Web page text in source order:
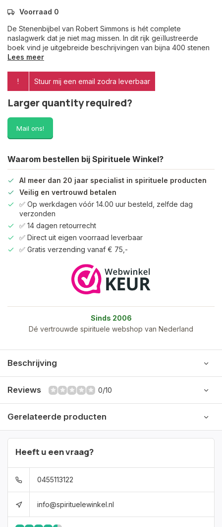
Voorraad 0
De Stenenbijbel van Robert Simmons is hét complete
naslagwerk dat je niet mag missen. In dit rijk geïllustreerde
boek vind je uitgebreide beschrijvingen van bijna 400 stenen
Lees meer
! Stuur mij een email zodra leverbaar
Larger quantity required?
Mail ons!
Waarom bestellen bij Spirituele Winkel?
Al meer dan 20 jaar specialist in spirituele producten
Veilig en vertrouwd betalen
✅ Op werkdagen vóór 14.00 uur besteld, zelfde dag
verzonden
✅ 14 dagen retourrecht
✅ Direct uit eigen voorraad leverbaar
✅ Gratis verzending vanaf € 75,-
Sinds 2006
Dé vertrouwde spirituele webshop van Nederland
Beschrijving
Reviews 0/10
Gerelateerde producten
Heeft u een vraag?
0455113122
info@spirituelewinkel.nl